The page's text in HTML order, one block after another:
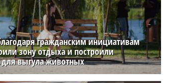
гражданским инициативам
зону отдыха и построили
выгула животных